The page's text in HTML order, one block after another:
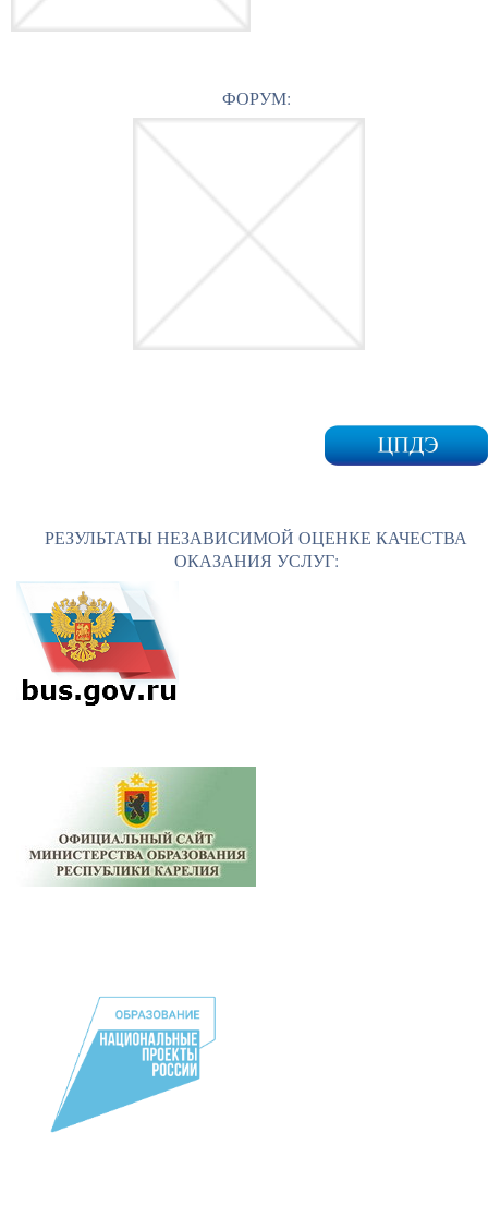
ФОРУМ:
РЕЗУЛЬТАТЫ НЕЗАВИСИМОЙ ОЦЕНКЕ КАЧЕСТВА
ОКАЗАНИЯ УСЛУГ: